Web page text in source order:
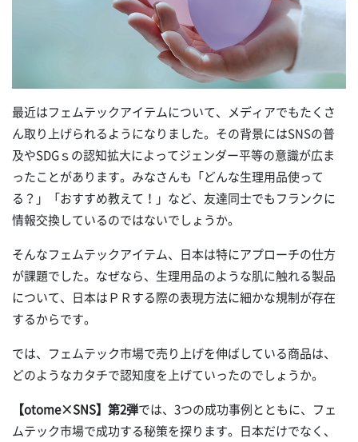
最近はフェムテックアイテムについて、メディアでもたくさ
ん取り上げられるようになりました。その背景にはSNSの普
及やSDGｓの認知拡大によってジェンダー平等の意識が広ま
ったことがあります。みなさんも「どんな生理用品使って
る？」「おすすめ教えて！」など、友達同士でもフランクに
情報交換しているのではないでしょうか。
そんなフェムテックアイテム、日本は特にアプローチの仕方
が課題でした。なぜなら、生理用品のような肌に触れる製品
について、日本はＰＲする際の表現方法に細かな規制が存在
するからです。
では、フェムテック市場で売り上げを伸ばしている商品は、
どのようなカタチで認知度を上げていったのでしょうか。
【otome×SNS】第2弾では、3つの成功事例とともに、フェ
ムテック市場で成功する秘策を探ります。日本だけでなく、